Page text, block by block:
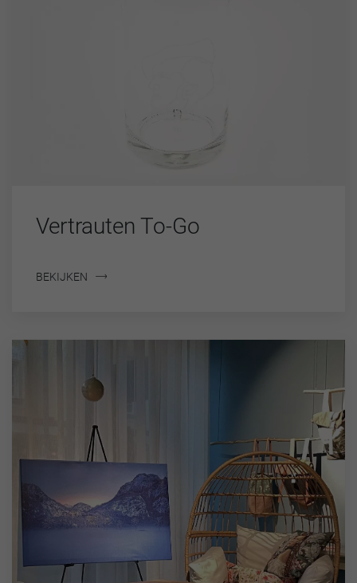
Vertrauten To-Go
BEKIJKEN